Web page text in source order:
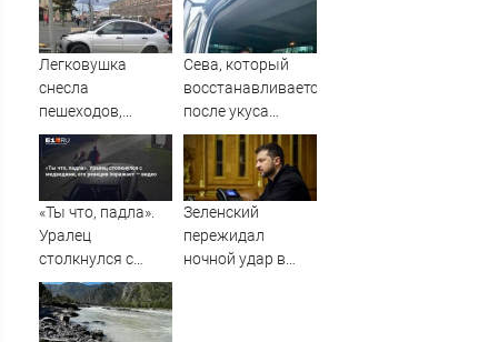
подписывать
игроков в
межсезонье
Легковушка
снесла
пешеходов,
пострадали
минимум восемь
человек - фото с
места 06/08/2026
– Новости
Сева, который
восстанавливается
после укуса
клеща, может
выезжать из
дома благодаря
специальному
«Ты что, падла».
Уралец
столкнулся с
медведями, его
реакция
поражает —
Зеленский
пережидал
ночной удар в